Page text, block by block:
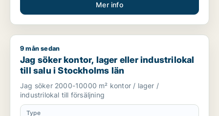
Mer info
Jag söker kontor, lager eller industrilokal till salu i
9 mån sedan
Jag söker kontor, lager eller industrilokal
till salu i Stockholms län
Jag söker 2000-10000 m² kontor / lager /
industrilokal till försäljning
Type